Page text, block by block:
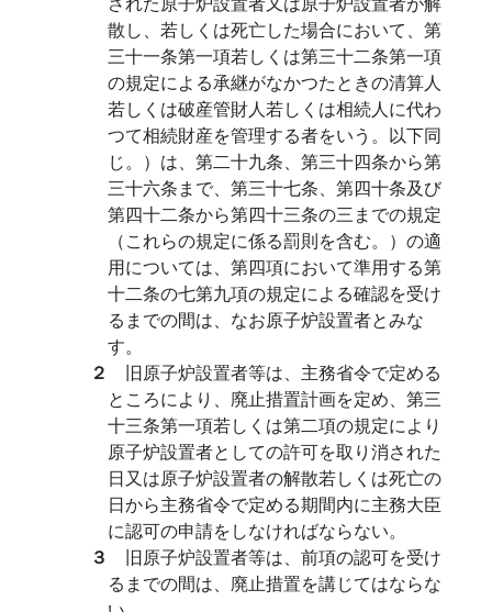
散し、若しくは死亡した場合において、第
三十一条第一項若しくは第三十二条第一項
の規定による承継がなかつたときの清算人
若しくは破産管財人若しくは相続人に代わ
つて相続財産を管理する者をいう。以下同
じ。）は、第二十九条、第三十四条から第
三十六条まで、第三十七条、第四十条及び
第四十二条から第四十三条の三までの規定
（これらの規定に係る罰則を含む。）の適
用については、第四項において準用する第
十二条の七第九項の規定による確認を受け
るまでの間は、なお原子炉設置者とみな
す。
２ 旧原子炉設置者等は、主務省令で定める
ところにより、廃止措置計画を定め、第三
十三条第一項若しくは第二項の規定により
原子炉設置者としての許可を取り消された
日又は原子炉設置者の解散若しくは死亡の
日から主務省令で定める期間内に主務大臣
に認可の申請をしなければならない。
３ 旧原子炉設置者等は、前項の認可を受け
るまでの間は、廃止措置を講じてはならな